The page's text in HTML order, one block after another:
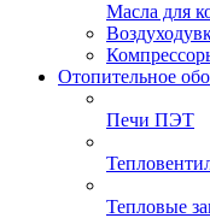
Масла для
Отопительное
Печи ПЭТ
Тепловые